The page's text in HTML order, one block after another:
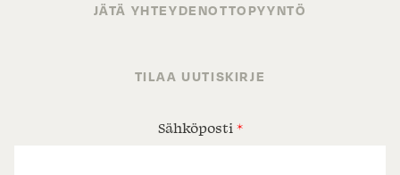
JÄTÄ YHTEYDENOTTOPYYNTÖ
TILAA UUTISKIRJE
Sähköposti *